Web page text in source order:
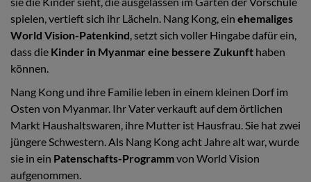
spielen, vertieft sich ihr Lächeln. Nang Kong, ein ehemaliges
World Vision-Patenkind , setzt sich voller Hingabe dafür ein,
dass die Kinder in Myanmar eine bessere Zukunft haben
können.
Nang Kong und ihre Familie leben in einem kleinen Dorf im
Osten von Myanmar. Ihr Vater verkauft auf dem örtlichen
Markt Haushaltswaren, ihre Mutter ist Hausfrau. Sie hat zwei
jüngere Schwestern. Als Nang Kong acht Jahre alt war, wurde
sie in ein Patenschafts-Programmvon World Vision
aufgenommen.